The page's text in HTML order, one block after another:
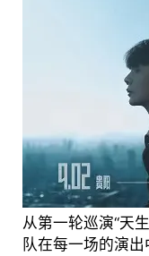
从第一轮巡演“天
队在每一场的演